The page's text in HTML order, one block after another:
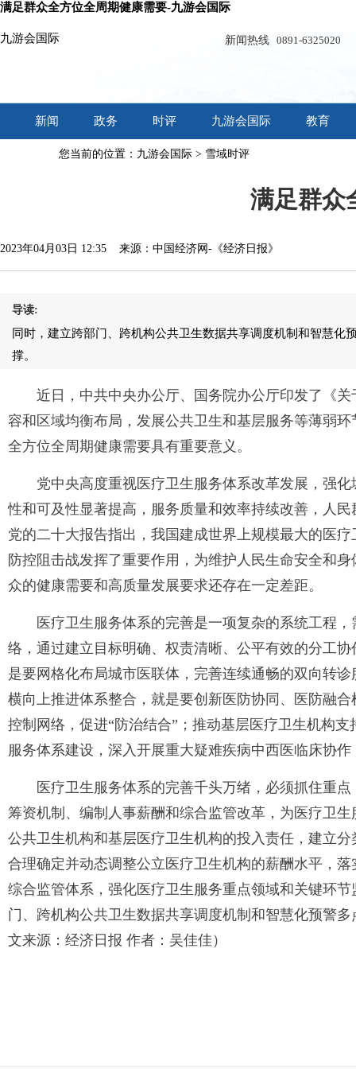
满足群众全方位全周期健康需要-九游会国际
九游会国际 新闻热线 0891-6325020
新闻 政务 时评 九游会国际 教育
您当前的位置： 九游会国际 > 雪域时评
满足群众
2023年04月03日 12:35 来源：中国经济网-《经济日报》
导读:
同时，建立跨部门、跨机构公共卫生数据共享调度机制和智慧
撑。
近日，中共中央办公厅、国务院办公厅印发了《
容和区域均衡布局，发展公共卫生和基层服务等薄弱
全方位全周期健康需要具有重要意义。
党中央高度重视医疗卫生服务体系改革发展，强
性和可及性显著提高，服务质量和效率持续改善，人
党的二十大报告指出，我国建成世界上规模最大的医
防控阻击战发挥了重要作用，为维护人民生命安全和
众的健康需要和高质量发展要求还存在一定差距。
医疗卫生服务体系的完善是一项复杂的系统工程
络，通过建立目标明确、权责清晰、公平有效的分工
是要网格化布局城市医联体，完善连续通畅的双向转
横向上推进体系整合，就是要创新医防协同、医防融
控制网络，促进“防治结合”；推动基层医疗卫生机构
服务体系建设，深入开展重大疑难疾病中西医临床协
医疗卫生服务体系的完善千头万绪，必须抓住重
筹资机制、编制人事薪酬和综合监管改革，为医疗卫
公共卫生机构和基层医疗卫生机构的投入责任，建立
合理确定并动态调整公立医疗卫生机构的薪酬水平，
综合监管体系，强化医疗卫生服务重点领域和关键环
门、跨机构公共卫生数据共享调度机制和智慧化预警
文来源：经济日报 作者：吴佳佳）